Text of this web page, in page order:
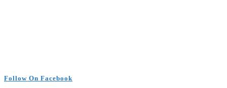
Follow On Facebook